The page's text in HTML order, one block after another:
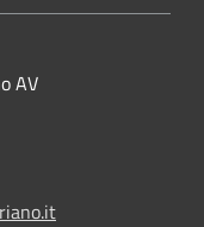
AV